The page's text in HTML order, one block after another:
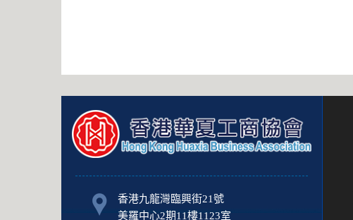
香港九龍灣臨興街21號
美羅中心2期11樓1123室